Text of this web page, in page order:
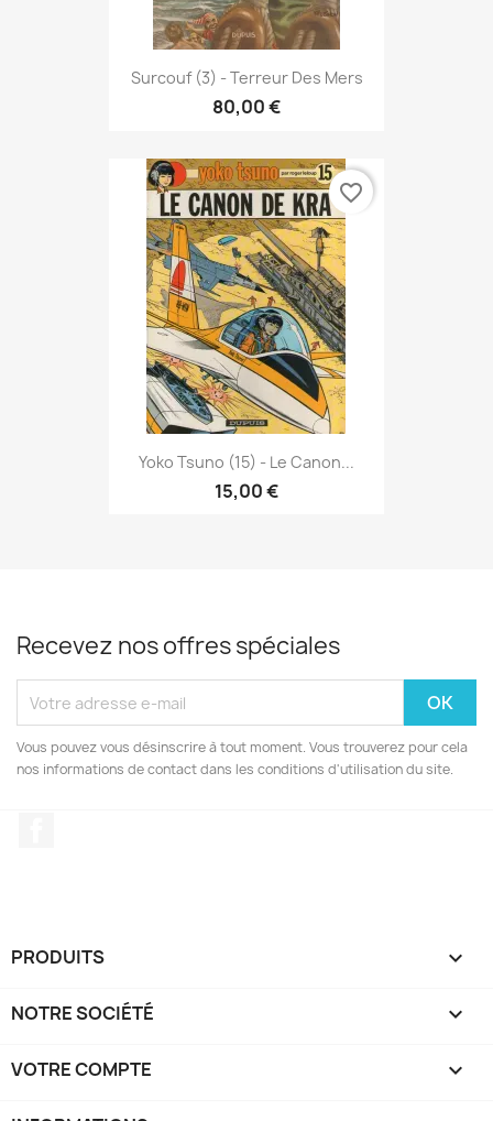
Surcouf (3) - Terreur Des Mers
80,00 €
Yoko Tsuno (15) - Le Canon...
15,00 €
favorite_border
Recevez nos offres spéciales
Vous pouvez vous désinscrire à tout moment. Vous trouverez pour cela
nos informations de contact dans les conditions d'utilisation du site.
PRODUITS 
NOTRE SOCIÉTÉ 
VOTRE COMPTE 